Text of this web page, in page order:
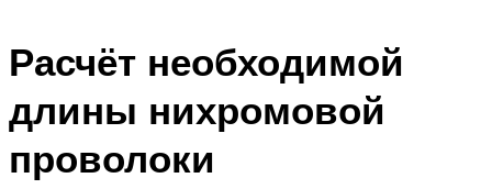
Расчёт необходимой
длины нихромовой
проволоки